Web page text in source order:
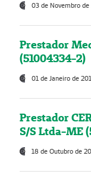
03 de Novembro
Prestador
(51004334-2)
01 de Janeiro de
Prestador
S/S Ltda-ME
18 de Outubro de